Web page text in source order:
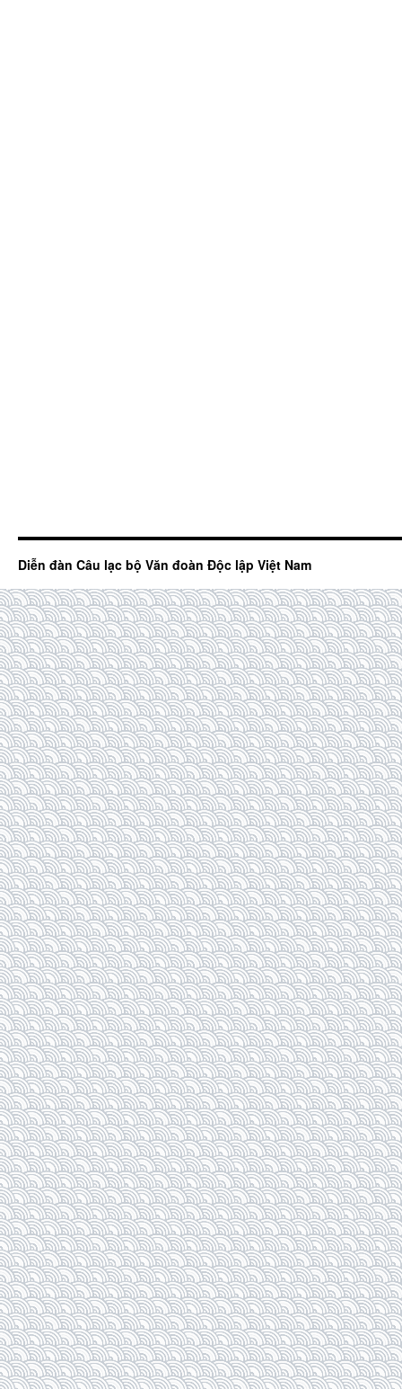
Diễn đàn Câu lạc bộ Văn đoàn Độc lập Việt Nam